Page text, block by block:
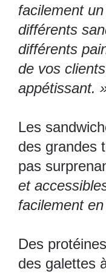
facilement
différents
différents
de vos
appétissant.
Les
des grandes
pas
et
facilement
Des
des galettes